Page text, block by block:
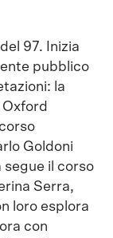
97. Inizia
pubblico
la
Goldoni
segue il corso
Serra,
loro esplora
con